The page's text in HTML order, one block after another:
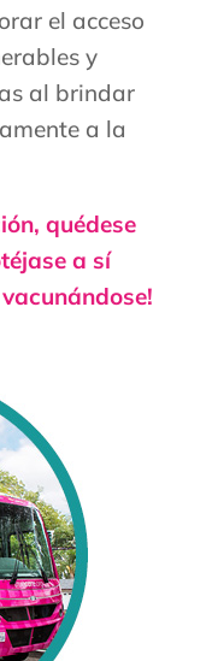
el acceso
y
al brindar
a la
quédese
a sí